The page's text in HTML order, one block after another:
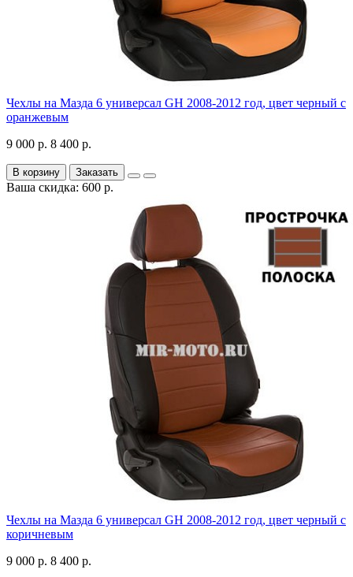
Чехлы на Мазда 6 универсал GH 2008-2012 год, цвет черный с
оранжевым
9 000 р. 8 400 р.
В корзину Заказать
Ваша скидка: 600 р.
Чехлы на Мазда 6 универсал GH 2008-2012 год, цвет черный с
коричневым
9 000 р. 8 400 р.